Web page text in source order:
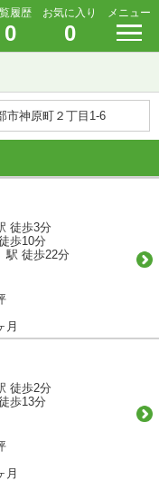
履歴
0
お気に入り
0
メニュー
市神原町２丁目1-6
徒歩3分
歩10分
駅 徒歩22分
月
徒歩2分
歩13分
月